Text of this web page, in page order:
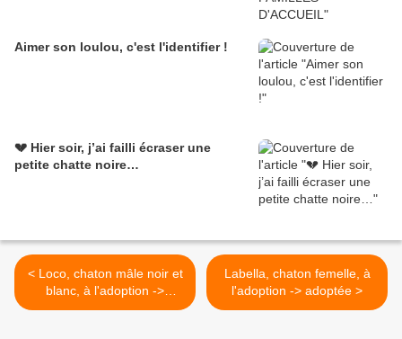
Aimer son loulou, c'est l'identifier !
💔 Hier soir, j’ai failli écraser une
petite chatte noire…
< Loco, chaton mâle noir et
blanc, à l'adoption ->
adopté
Labella, chaton femelle, à
l'adoption -> adoptée >